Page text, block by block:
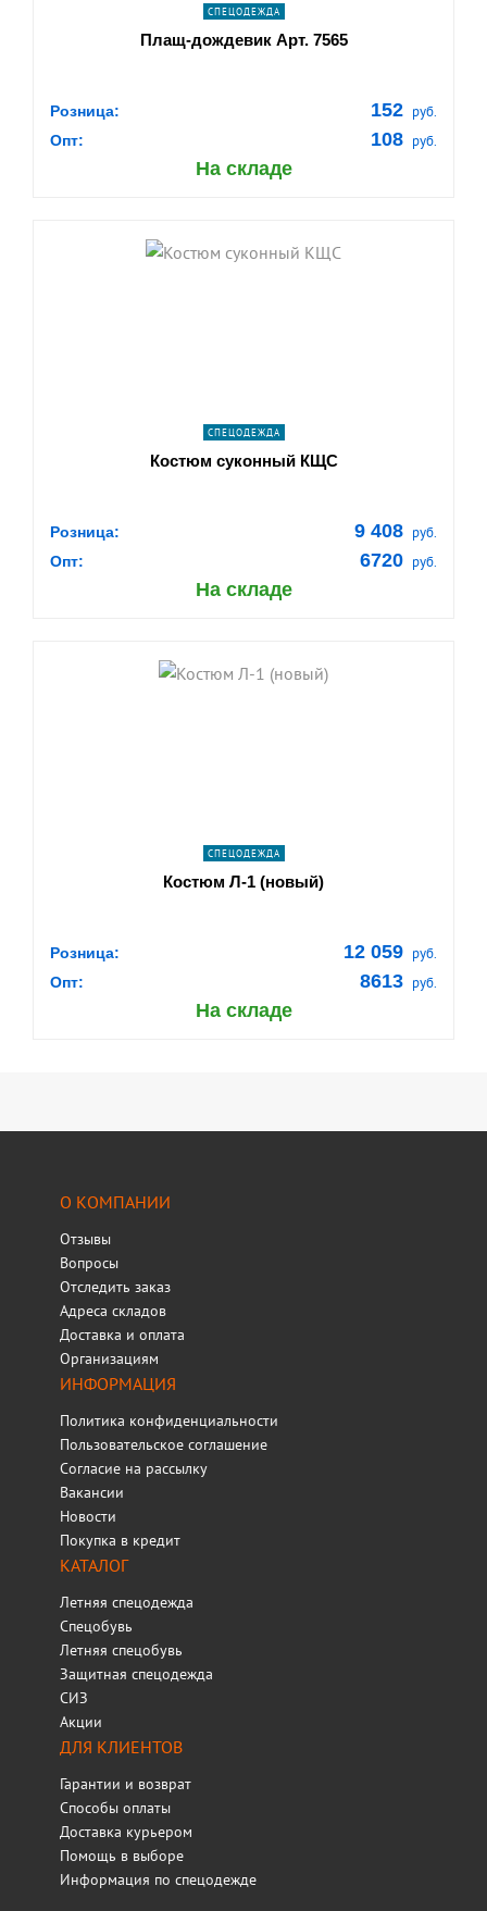
СПЕЦОДЕЖДА
Плащ-дождевик Арт. 7565
Розница: 152 руб.
Опт: 108 руб.
На складе
shopping_cart В КОРЗИНУ
СПЕЦОДЕЖДА
Костюм суконный КЩС
Розница: 9 408 руб.
Опт: 6720 руб.
На складе
shopping_cart В КОРЗИНУ
СПЕЦОДЕЖДА
Костюм Л-1 (новый)
Розница: 12 059 руб.
Опт: 8613 руб.
На складе
О КОМПАНИИ
Отзывы
Вопросы
Отследить заказ
Адреса складов
Доставка и оплата
Организациям
ИНФОРМАЦИЯ
Политика конфиденциальности
Пользовательское соглашение
Согласие на рассылку
Вакансии
Новости
Покупка в кредит
КАТАЛОГ
Летняя спецодежда
Спецобувь
Летняя спецобувь
Защитная спецодежда
СИЗ
Акции
ДЛЯ КЛИЕНТОВ
Гарантии и возврат
Способы оплаты
Доставка курьером
Помощь в выборе
Информация по спецодежде